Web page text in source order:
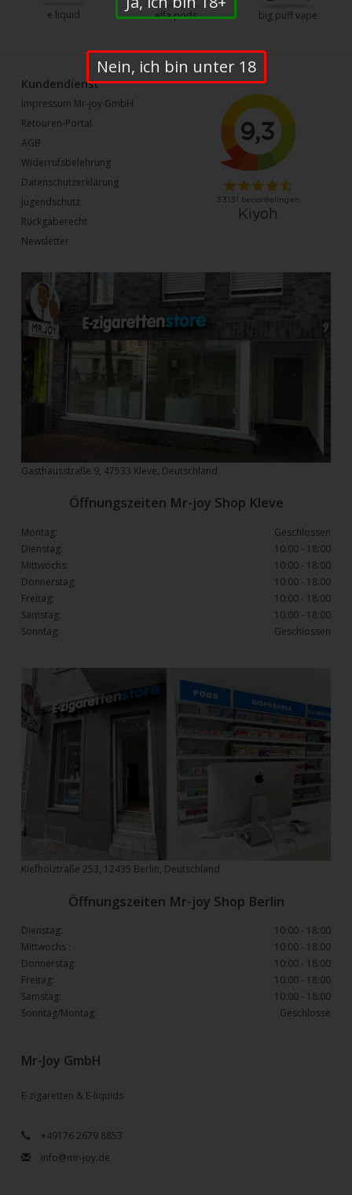
e liquid elfa pods big puff vape
Kundendienst
Impressum Mr-joy GmbH
Retouren-Portal
AGB
Widerrufsbelehrung
Datenschutzerklärung
Jugendschutz
Rückgaberecht
Newsletter
Mr-Joy GmbH
E-zigaretten & E-liquids
+49176 2679 8853
info@mr-joy.de
Gasthausstraße 9, 47533 Kleve, Deutschland
Kiefholztraße 253, 12435 Berlin, Deutschland
Öffnungszeiten Mr-joy Shop Kleve
Montag:
Geschlossen
Dienstag:
10:00 - 18:00
Mittwochs:
10:00 - 18:00
Donnerstag:
10:00 - 18:00
Freitag:
10:00 - 18:00
Samstag:
10:00 - 18:00
Sonntag:
Geschlossen
Öffnungszeiten Mr-joy Shop Berlin
Dienstag:
10:00 - 18:00
Mittwochs :
10:00 - 18:00
Donnerstag:
10:00 - 18:00
Freitag:
10:00 - 18:00
Samstag:
10:00 - 18:00
Sonntag/Montag:
Geschlosse
Nein, ich bin unter 18